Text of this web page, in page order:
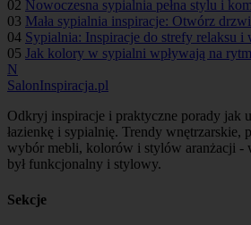
02 Nowoczesna sypialnia pełna stylu i
03 Mała sypialnia inspiracje: Otwórz
04 Sypialnia: Inspiracje do strefy relaksu i
05 Jak kolory w sypialni wpływają na
N
SalonInspiracja.pl
Odkryj inspiracje i praktyczne porady jak
łazienkę i sypialnię. Trendy wnętrzarskie,
wybór mebli, kolorów i stylów aranżacji -
był funkcjonalny i stylowy.
Sekcje